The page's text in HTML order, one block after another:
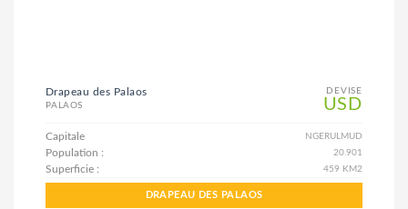
DEVISE
USD
Drapeau des Palaos
PALAOS
Capitale NGERULMUD
Population : 20.901
Superficie : 459 KM2
DRAPEAU DES PALAOS